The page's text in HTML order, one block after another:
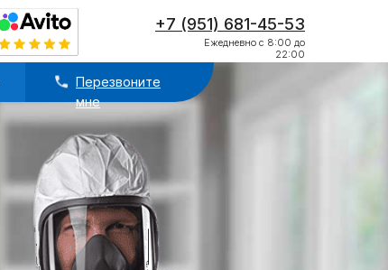
+7 (951) 681-45-53
Ежедневно с 8:00 до
22:00
Перезвоните
мне
Перезвоните